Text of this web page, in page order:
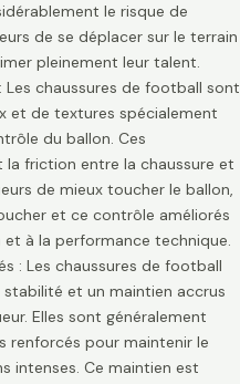
le risque de
de se déplacer sur le terrain
pleinement leur talent.
chaussures de football sont
et de textures spécialement
du ballon. Ces
friction entre la chaussure et
de mieux toucher le ballon,
et ce contrôle améliorés
à la performance technique.
: Les chaussures de football
et un maintien accrus
Elles sont généralement
renforcés pour maintenir le
intenses. Ce maintien est